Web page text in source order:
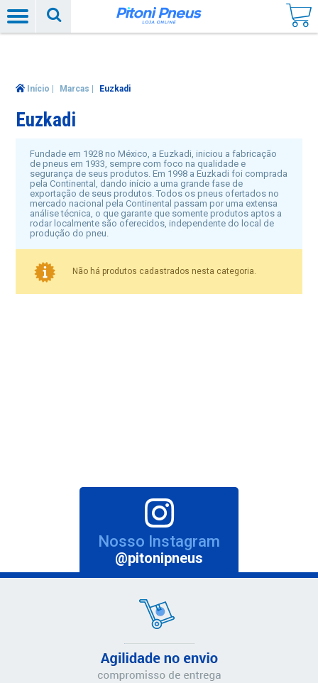
Início Marcas Euzkadi
Euzkadi
Fundade em 1928 no México, a Euzkadi, iniciou a fabricação
de pneus em 1933, sempre com foco na qualidade e
segurança de seus produtos. Em 1998 a Euzkadi foi comprada
pela Continental, dando início a uma grande fase de
exportação de seus produtos. Todos os pneus ofertados no
mercado nacional pela Continental passam por uma extensa
análise técnica, o que garante que somente produtos aptos a
rodar localmente são oferecidos, independente do local de
produção do pneu.
Não há produtos cadastrados nesta categoria.
Nosso Instagram
@pitonipneus